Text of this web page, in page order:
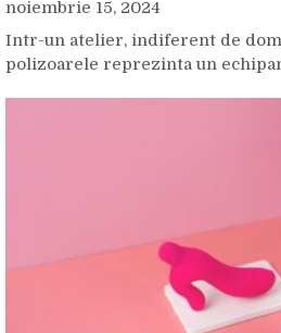
noiembrie 15, 2024
Intr-un atelier, indiferent de
polizoarele reprezinta un